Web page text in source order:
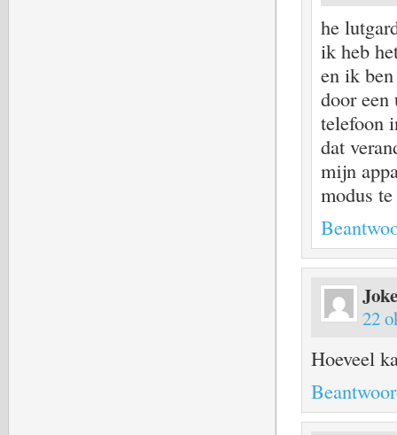
he
ik heb
en ik
door
telefoon
dat
mijn
modus
22
Hoeveel